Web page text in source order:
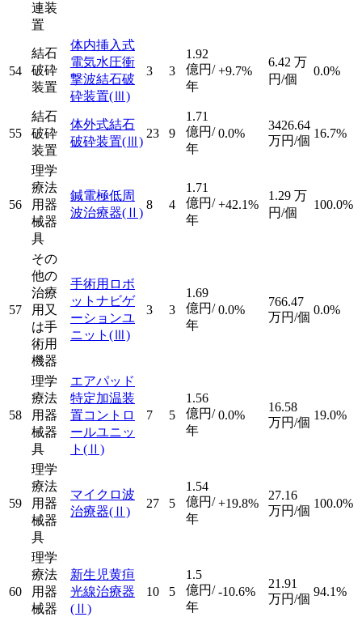
連装
置
54
結石
破砕
装置
体内挿入式
電気水圧衝
撃波結石破
砕装置(Ⅲ)
3 3
1.92
億円/
年
+9.7%
6.42 万
円/個
0.0%
55
結石
破砕
装置
体外式結石
破砕装置(Ⅲ)
23 9
1.71
億円/
年
0.0%
3426.64
万円/個
16.7%
56
理学
療法
用器
械器
具
鍼電極低周
波治療器(Ⅱ)
8 4
1.71
億円/
年
+42.1%
1.29 万
円/個
100.0%
57
その
他の
治療
用又
は手
術用
機器
手術用ロボ
ットナビゲ
ーションユ
ニット (Ⅲ)
3 3
1.69
億円/
年
0.0%
766.47
万円/個
0.0%
58
理学
療法
用器
械器
具
エアパッド
特定加温装
置コントロ
ールユニッ
ト (Ⅱ)
7 5
1.56
億円/
年
0.0%
16.58
万円/個
19.0%
59
理学
療法
用器
械器
具
マイクロ波
治療器(Ⅱ)
27 5
1.54
億円/
年
+19.8%
27.16
万円/個
100.0%
60
理学
療法
用器
械器
新生児黄疸
光線治療器
(Ⅱ)
10 5
1.5
億円/
年
-10.6%
21.91
万円/個
94.1%